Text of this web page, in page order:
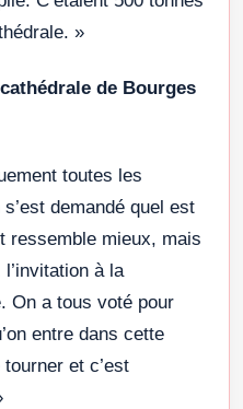
»
de Bourges
toutes les
demandé quel est
ressemble mieux, mais
à la
On a tous voté pour
entre dans cette
et c’est